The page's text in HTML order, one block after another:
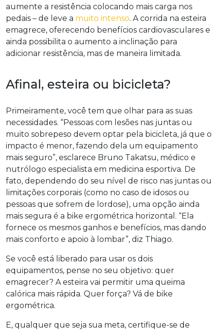
aumente a resistência colocando mais carga nos
pedais – de leve a muito intenso. A corrida na esteira
emagrece, oferecendo benefícios cardiovasculares e
ainda possibilita o aumento a inclinação para
adicionar resistência, mas de maneira limitada.
Afinal, esteira ou bicicleta?
Primeiramente, você tem que olhar para as suas
necessidades. “Pessoas com lesões nas juntas ou
muito sobrepeso devem optar pela bicicleta, já que o
impacto é menor, fazendo dela um equipamento
mais seguro”, esclarece Bruno Takatsu, médico e
nutrólogo especialista em medicina esportiva. De
fato, dependendo do seu nível de risco nas juntas ou
limitações corporais (como no caso de idosos ou
pessoas que sofrem de lordose), uma opção ainda
mais segura é a bike ergométrica horizontal. “Ela
fornece os mesmos ganhos e benefícios, mas dando
mais conforto e apoio à lombar”, diz Thiago.
Se você está liberado para usar os dois
equipamentos, pense no seu objetivo: quer
emagrecer? A esteira vai permitir uma queima
calórica mais rápida. Quer força? Vá de bike
ergométrica.
E, qualquer que seja sua meta, certifique-se de